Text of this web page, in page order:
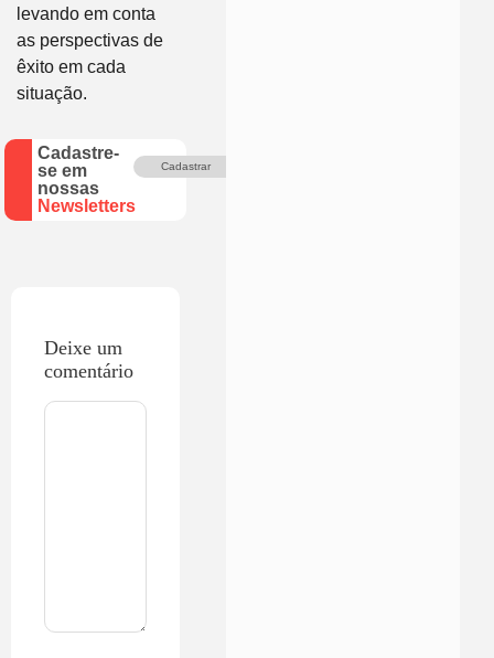
levando em conta
as perspectivas de
êxito em cada
situação.
Cadastre-
se em
nossas
Newsletters
Cadastrar
Deixe um
comentário